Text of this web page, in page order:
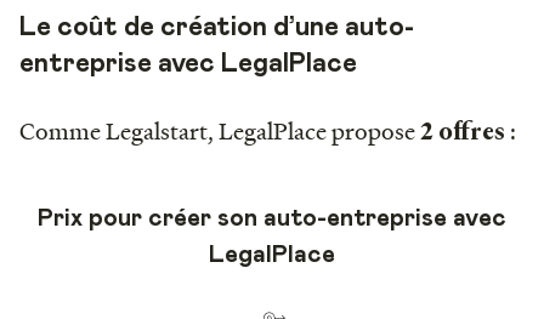
Le coût de création d’une auto-
entreprise avec LegalPlace
Comme Legalstart, LegalPlace propose2 offres :
Prix pour créer son auto-entreprise avec
LegalPlace